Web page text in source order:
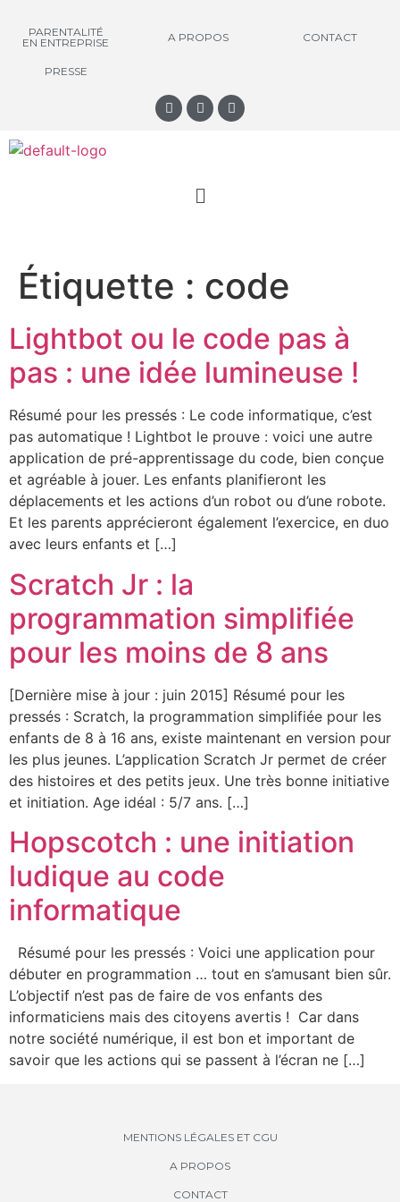
PARENTALITÉ
EN ENTREPRISE
A PROPOS CONTACT
PRESSE
Étiquette : code
Lightbot ou le code pas à
pas : une idée lumineuse !
Résumé pour les pressés : Le code informatique, c’est
pas automatique ! Lightbot le prouve : voici une autre
application de pré-apprentissage du code, bien conçue
et agréable à jouer. Les enfants planifieront les
déplacements et les actions d’un robot ou d’une robote.
Et les parents apprécieront également l’exercice, en duo
avec leurs enfants et […]
Scratch Jr : la
programmation simplifiée
pour les moins de 8 ans
[Dernière mise à jour : juin 2015] Résumé pour les
pressés : Scratch, la programmation simplifiée pour les
enfants de 8 à 16 ans, existe maintenant en version pour
les plus jeunes. L’application Scratch Jr permet de créer
des histoires et des petits jeux. Une très bonne initiative
et initiation. Age idéal : 5/7 ans. […]
Hopscotch : une initiation
ludique au code
informatique
Résumé pour les pressés : Voici une application pour
débuter en programmation … tout en s’amusant bien sûr.
L’objectif n’est pas de faire de vos enfants des
informaticiens mais des citoyens avertis ! Car dans
notre société numérique, il est bon et important de
savoir que les actions qui se passent à l’écran ne […]
MENTIONS LÉGALES ET CGU
A PROPOS
CONTACT